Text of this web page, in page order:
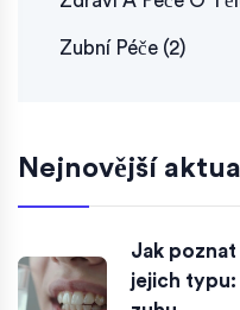
Zubní Péče (2)
Nejnovější
Jak
jejich